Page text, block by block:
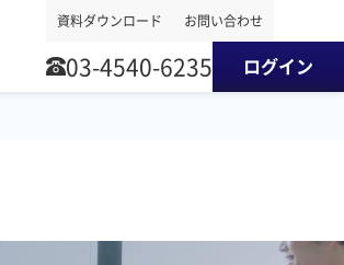
資料ダウンロード お問い合わせ
03-4540-6235 ログイン